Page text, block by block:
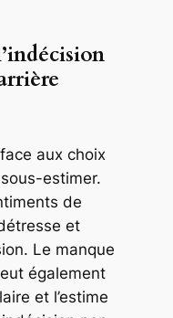
aux choix
estimer.
de
et
Le manque
également
et l’estime